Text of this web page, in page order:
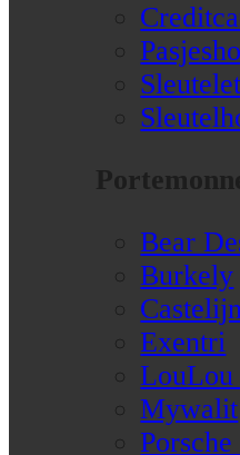
Bear
Burkely
Exentri
LouLou
Mywalit